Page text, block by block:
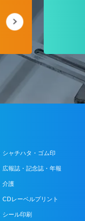
シャチハタ・ゴム印
広報誌・記念誌・年報
介護
CDレーベルプリント
シール印刷